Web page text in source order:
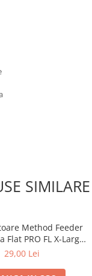
SIMILARE
Method Feeder
Flat PRO FL X-Large
80g | PRO FL
29,00 Lei